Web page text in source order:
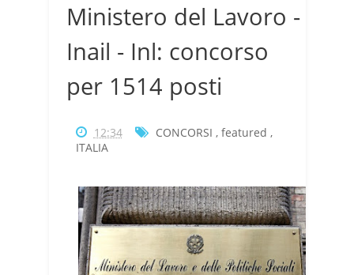
Ministero del Lavoro -
Inail - Inl: concorso
per 1514 posti
12:34 CONCORSI , featured ,
ITALIA